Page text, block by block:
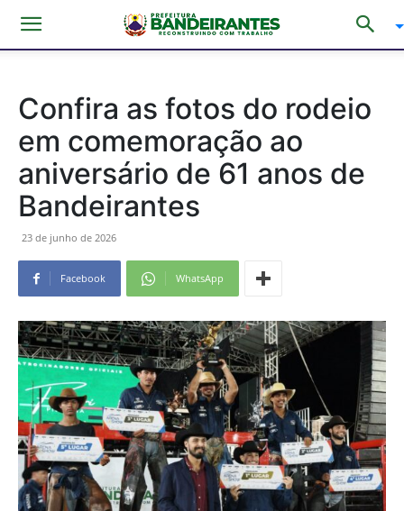
Confira as fotos do rodeio
em comemoração ao
aniversário de 61 anos de
Bandeirantes
23 de junho de 2026
Facebook WhatsApp